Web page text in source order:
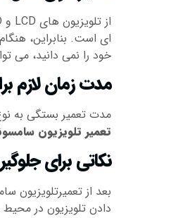
ای است. بنابراین،
خود را نمی دانید، می
مدت زمان لازم
مدت تعمیر بستگی به
تعمیر تلویزیون
نکاتی برای
بعد از تعمیرتلویزیون
دادن تلویزیون در